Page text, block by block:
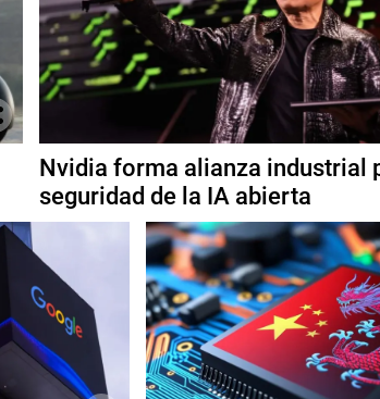
Nvidia forma alianza industrial
seguridad de la IA abierta